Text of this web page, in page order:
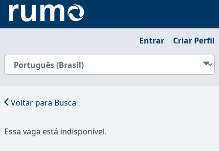
Entrar Criar Perfil
Voltar para Busca
Essa vaga está indisponível.